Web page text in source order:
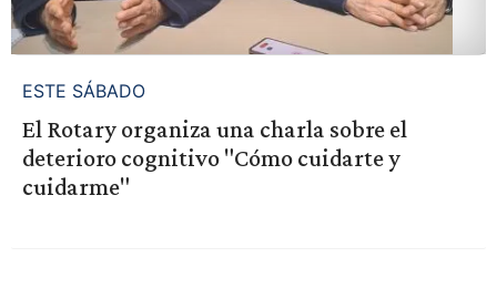
ESTE SÁBADO
El Rotary organiza una charla sobre el
deterioro cognitivo "Cómo cuidarte y
cuidarme"